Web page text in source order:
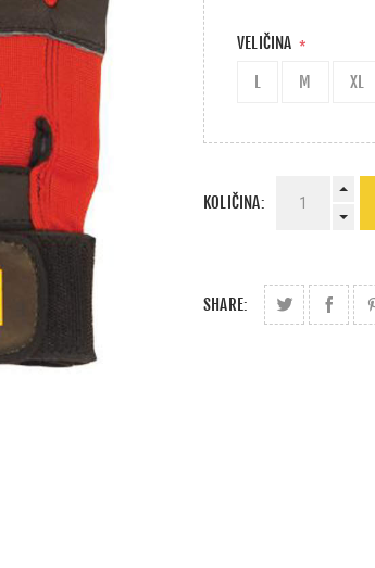
VELIČINA *
L M XL
KOLIČINA:
SHARE: